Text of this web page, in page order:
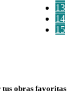
13
14
15
obras favoritas